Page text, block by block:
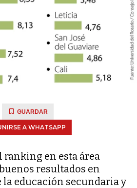
GUARDAR
A WHATSAPP
ranking en esta área
resultados en
la educación secundaria y